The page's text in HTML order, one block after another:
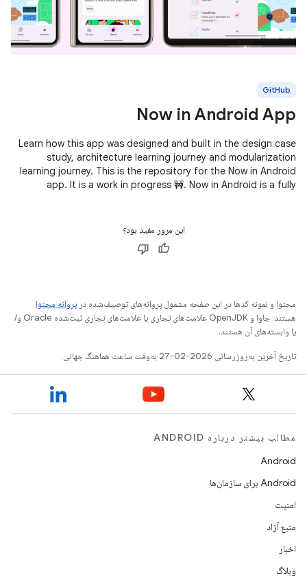
GitHub
Now in Android App
Learn how this app was designed and built in the design case
study, architecture learning journey and modularization
learning journey. This is the repository for the Now in Android
app. It is a work in progress 🚧. Now in Android is a fully
این مرور مفید بود؟
محتوا و نمونه کدها در این صفحه مشمول پروانه‌های توصیف‌شده در پروانه محتوا
هستند. جاوا و OpenJDK علامت‌های تجاری یا علامت‌های تجاری ثبت‌شده Oracle و/
یا وابسته‌های آن هستند.
تاریخ آخرین به‌روزرسانی 2026-02-27 به‌وقت ساعت هماهنگ جهانی.
مطالب بیشتر درباره ANDROID
Android
Android برای سازمان‌ها
امنیت
منبع آزاد
اخبار
وبلاگ